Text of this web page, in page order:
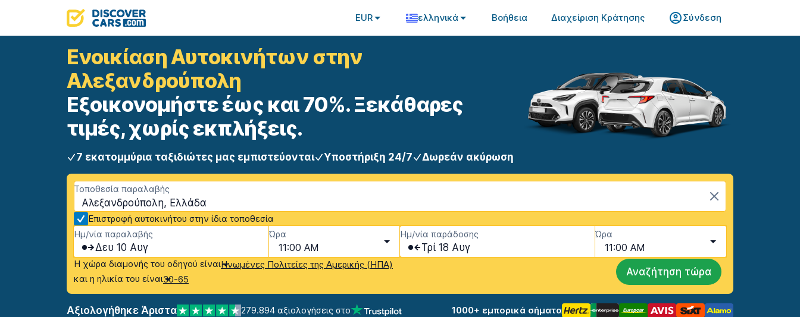
EUR ελληνικά Βοήθεια Διαχείριση Κράτησης Σύνδεση
Ενοικίαση Αυτοκινήτων στην
Αλεξανδρούπολη
Εξοικονομήστε έως και 70%. Ξεκάθαρες
τιμές, χωρίς εκπλήξεις.
7 εκατομμύρια ταξιδιώτες μας εμπιστεύονται Υποστήριξη 24/7 Δωρεάν ακύρωση
Τοποθεσία παραλαβής
Αλεξανδρούπολη, Ελλάδα
Επιστροφή αυτοκινήτου στην ίδια τοποθεσία
Ημ/νία παραλαβής
Δευ 10 Αυγ
Ώρα
11:00 AM
Ημ/νία παράδοσης
Τρί 18 Αυγ
Ώρα
11:00 AM
Η χώρα διαμονής του οδηγού είναιΗνωμένες Πολιτείες της Αμερικής (ΗΠΑ)
και η ηλικία του είναι30-65
Αναζήτηση τώρα
Αξιολογήθηκε Άριστα 279.894 αξιολογήσεις στο 1000+ εμπορικά σήματα